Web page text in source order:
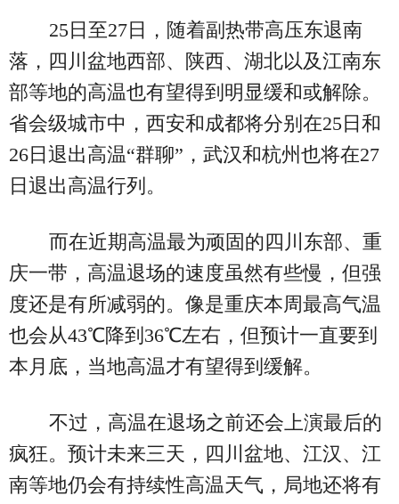
25日至27日，随着副热带高压东退南
落，四川盆地西部、陕西、湖北以及江南东
部等地的高温也有望得到明显缓和或解除。
省会级城市中，西安和成都将分别在25日和
26日退出高温“群聊”，武汉和杭州也将在27
日退出高温行列。
而在近期高温最为顽固的四川东部、重
庆一带，高温退场的速度虽然有些慢，但强
度还是有所减弱的。像是重庆本周最高气温
也会从43℃降到36℃左右，但预计一直要到
本月底，当地高温才有望得到缓解。
不过，高温在退场之前还会上演最后的
疯狂。预计未来三天，四川盆地、江汉、江
南等地仍会有持续性高温天气，局地还将有